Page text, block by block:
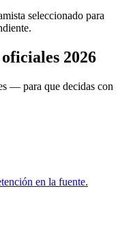
seleccionado para
2026
— para que decidas con
en la fuente.